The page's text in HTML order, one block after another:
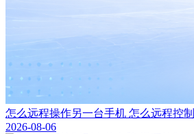
怎么远程操作另一台手机 怎么远程控
2026-08-06